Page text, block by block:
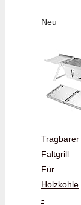
Neu
Tragbarer
Faltgrill
Für
Holzkohle
-